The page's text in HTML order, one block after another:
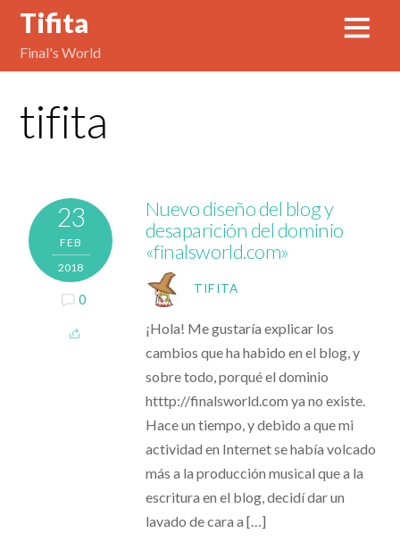
Tifita
Final's World
tifita
23
FEB
2018
0
Nuevo diseño del blog y
desaparición del dominio
«finalsworld.com»
TIFITA
¡Hola! Me gustaría explicar los
cambios que ha habido en el blog, y
sobre todo, porqué el dominio
htttp://finalsworld.com ya no existe.
Hace un tiempo, y debido a que mi
actividad en Internet se había volcado
más a la producción musical que a la
escritura en el blog, decidí dar un
lavado de cara a […]